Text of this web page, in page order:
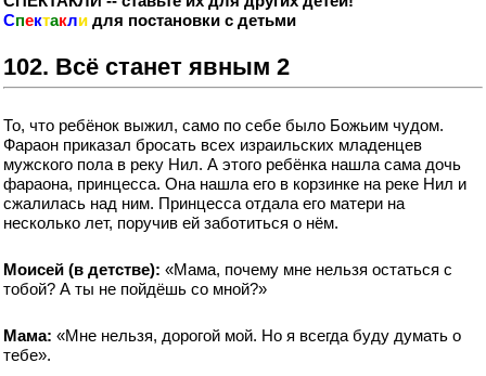
Спектакли для постановки с детьми
102. Всё станет явным 2
То, что ребёнок выжил, само по себе было Божьим чудом.
Фараон приказал бросать всех израильских младенцев
мужского пола в реку Нил. А этого ребёнка нашла сама дочь
фараона, принцесса. Она нашла его в корзинке на реке Нил и
сжалилась над ним. Принцесса отдала его матери на
несколько лет, поручив ей заботиться о нём.
Моисей (в детстве): «Мама, почему мне нельзя остаться с
тобой? А ты не пойдёшь со мной?»
Мама: «Мне нельзя, дорогой мой. Но я всегда буду думать о
тебе».